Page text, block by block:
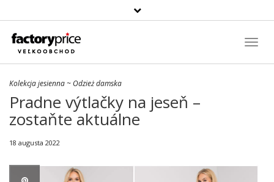
Szukaj
produktu
Kolekcja jesienna~ Odzież damska
Pradne výtlačky na jeseň –
zostaňte aktuálne
18 augusta 2022